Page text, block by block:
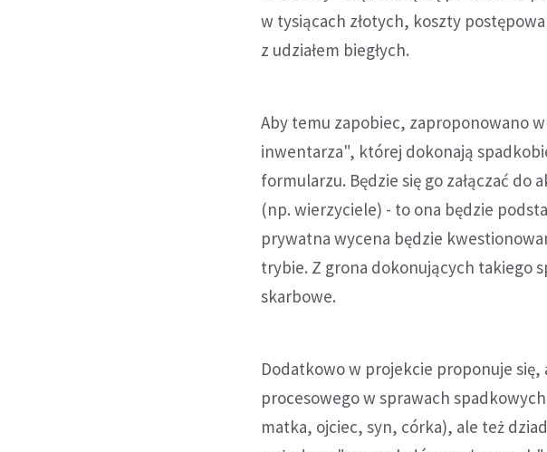
w tysiącach złotych, koszty
z udziałem biegłych.
Aby temu zapobiec, zaproponowano
inwentarza", której dokonają
formularzu. Będzie się go załączać
(np. wierzyciele) - to ona będzie
prywatna wycena będzie
trybie. Z grona dokonujących takiego
skarbowe.
Dodatkowo w projekcie proponuje
procesowego w sprawach
matka, ojciec, syn, córka), ale też